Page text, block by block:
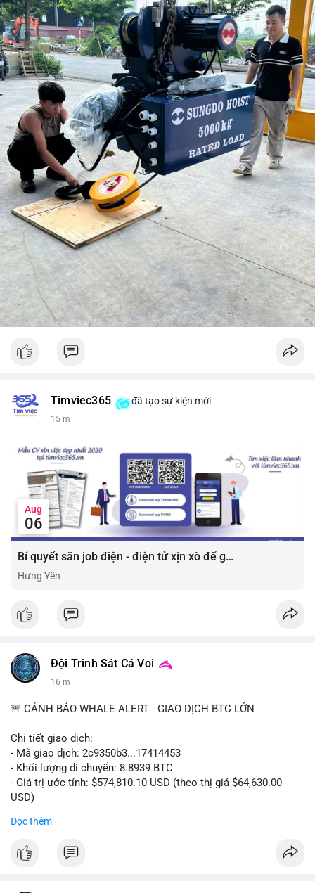
Timviec365 đã tạo sự kiện mới
15 m
Aug
06
Bí quyết săn job điện - điện tử xịn xò để gia tăng thu nhập ⚡
Hưng Yên
Đội Trinh Sát Cá Voi
16 m
🚨 CẢNH BÁO WHALE ALERT - GIAO DỊCH BTC LỚN
Chi tiết giao dịch:
- Mã giao dịch: 2c9350b3...17414453
- Khối lượng di chuyển: 8.8939 BTC
- Giá trị ước tính: $574,810.10 USD (theo thị giá $64,630.00
USD)
triệu USD được di chuyển trong một giao dịch duy nhất cho
Đọc thêm